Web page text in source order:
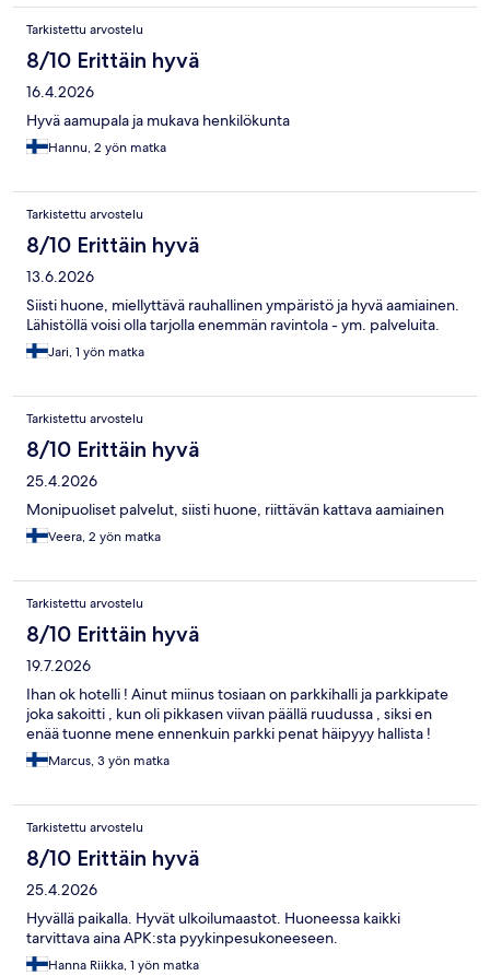
Tarkistettu arvostelu
8/10 Erittäin hyvä
16.4.2026
Hyvä aamupala ja mukava henkilökunta
Hannu, 2 yön matka
Tarkistettu arvostelu
8/10 Erittäin hyvä
13.6.2026
Siisti huone, miellyttävä rauhallinen ympäristö ja hyvä aamiainen.
Lähistöllä voisi olla tarjolla enemmän ravintola - ym. palveluita.
Jari, 1 yön matka
Tarkistettu arvostelu
8/10 Erittäin hyvä
25.4.2026
Monipuoliset palvelut, siisti huone, riittävän kattava aamiainen
Veera, 2 yön matka
Tarkistettu arvostelu
8/10 Erittäin hyvä
19.7.2026
Ihan ok hotelli ! Ainut miinus tosiaan on parkkihalli ja parkkipate
joka sakoitti , kun oli pikkasen viivan päällä ruudussa , siksi en
enää tuonne mene ennenkuin parkki penat häipyyy hallista !
Marcus, 3 yön matka
Tarkistettu arvostelu
8/10 Erittäin hyvä
25.4.2026
Hyvällä paikalla. Hyvät ulkoilumaastot. Huoneessa kaikki
tarvittava aina APK:sta pyykinpesukoneeseen.
Hanna Riikka, 1 yön matka